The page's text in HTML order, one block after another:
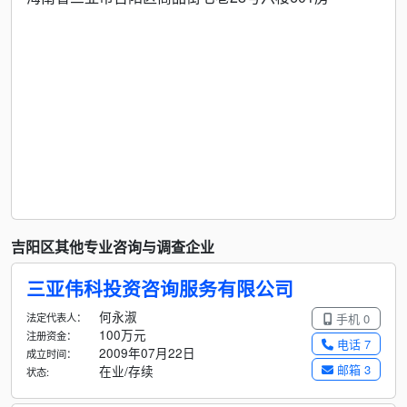
吉阳区其他专业咨询与调查企业
三亚伟科投资咨询服务有限公司
手机 0
电话 7
邮箱 3
法定代表人： 何永淑
注册资金： 100万元
成立时间： 2009年07月22日
状态: 在业/存续